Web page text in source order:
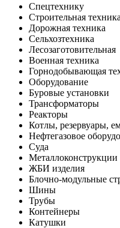
Спецтехнику
Строительная техника
Дорожная техника
Сельхозтехника
Лесозаготовительная
Военная техника
Горнодобывающая
Оборудование
Буровые установки
Трансформаторы
Реакторы
Котлы, резервуары,
Нефтегазовое
Cуда
Металлоконструкции
ЖБИ изделия
Блочно-модульные
Шины
Трубы
Контейнеры
Катушки